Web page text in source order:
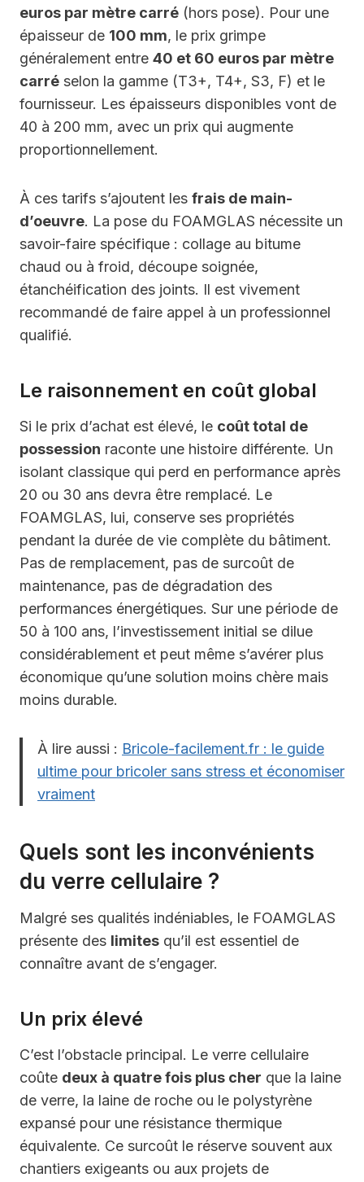
euros par mètre carré (hors pose). Pour une
épaisseur de 100 mm, le prix grimpe
généralement entre 40 et 60 euros par mètre
carré selon la gamme (T3+, T4+, S3, F) et le
fournisseur. Les épaisseurs disponibles vont de
40 à 200 mm, avec un prix qui augmente
proportionnellement.
À ces tarifs s’ajoutent les frais de main-
d’oeuvre. La pose du FOAMGLAS nécessite un
savoir-faire spécifique : collage au bitume
chaud ou à froid, découpe soignée,
étanchéification des joints. Il est vivement
recommandé de faire appel à un professionnel
qualifié.
Le raisonnement en coût global
Si le prix d’achat est élevé, le coût total de
possession raconte une histoire différente. Un
isolant classique qui perd en performance après
20 ou 30 ans devra être remplacé. Le
FOAMGLAS, lui, conserve ses propriétés
pendant la durée de vie complète du bâtiment.
Pas de remplacement, pas de surcoût de
maintenance, pas de dégradation des
performances énergétiques. Sur une période de
50 à 100 ans, l’investissement initial se dilue
considérablement et peut même s’avérer plus
économique qu’une solution moins chère mais
moins durable.
À lire aussi : Bricole-facilement.fr : le guide
ultime pour bricoler sans stress et économiser
vraiment
Quels sont les inconvénients
du verre cellulaire ?
Malgré ses qualités indéniables, le FOAMGLAS
présente des limites qu’il est essentiel de
connaître avant de s’engager.
Un prix élevé
C’est l’obstacle principal. Le verre cellulaire
coûte deux à quatre fois plus cher que la laine
de verre, la laine de roche ou le polystyrène
expansé pour une résistance thermique
équivalente. Ce surcoût le réserve souvent aux
chantiers exigeants ou aux projets de